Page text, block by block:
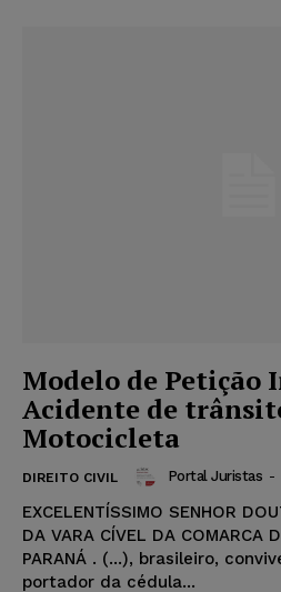
Modelo de Petição
Acidente de
Motocicleta
DIREITO CIVIL Portal Juristas -
EXCELENTÍSSIMO SENHOR
DA VARA CÍVEL DA COMARCA
PARANÁ . (...), brasileiro,
portador da cédula...